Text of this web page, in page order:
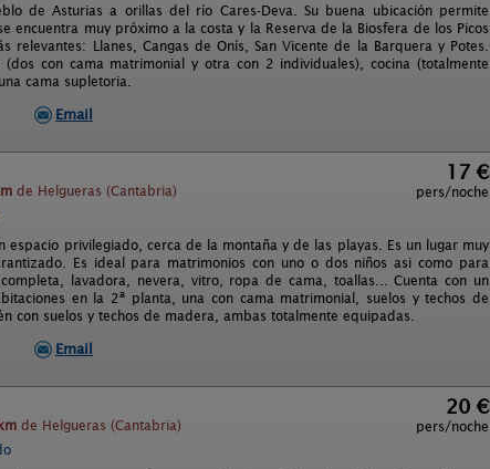
de Asturias a orillas del río Cares-Deva. Su buena ubicación permite
muy próximo a la costa y la Reserva de la Biosfera de los Picos
Llanes, Cangas de Onís, San Vicente de la Barquera y Potes.
con cama matrimonial y otra con 2 individuales), cocina (totalmente
cama supletoria.
Email
de Helgueras (Cantabria)
17 €
pers/noche
espacio privilegiado, cerca de la montaña y de las playas. Es un lugar muy
Es ideal para matrimonios con uno o dos niños asi como para
lavadora, nevera, vitro, ropa de cama, toallas... Cuenta con un
en la 2ª planta, una con cama matrimonial, suelos y techos de
con suelos y techos de madera, ambas totalmente equipadas.
Email
de Helgueras (Cantabria)
20 €
pers/noche